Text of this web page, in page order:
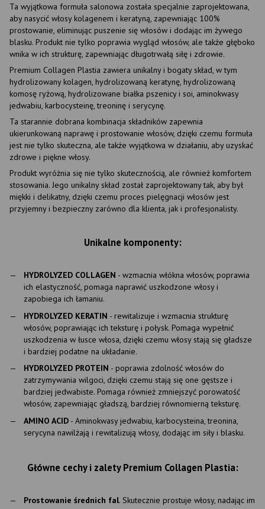
Ta wyjątkowa formuła salonowa została specjalnie zaprojektowana,
aby nasycić włosy kolagenem i keratyną, zapewniając 100%
prostowanie, eliminując puszenie się włosów i dodając im żywego
blasku. Produkt nie tylko poprawia wygląd włosów, ale także głęboko
wnika w ich strukturę, zapewniając długotrwałą siłę i zdrowie.
Premium Collagen Plastia zawiera unikalny i bogaty skład, w tym
hydrolizowany kolagen, hydrolizowaną keratynę, hydrolizowaną
komosę ryżową, hydrolizowane białka pszenicy i soi, aminokwasy
jedwabiu, karbocysteinę, treoninę i serycynę.
Ta starannie dobrana kombinacja składników zapewnia
ukierunkowaną naprawę i prostowanie włosów, dzięki czemu formuła
jest nie tylko skuteczna, ale także wyjątkowa w działaniu, aby uzyskać
zdrowe i piękne włosy.
Produkt wyróżnia się nie tylko skutecznością, ale również komfortem
stosowania. Jego unikalny skład został zaprojektowany tak, aby był
miękki i delikatny, dzięki czemu proces pielęgnacji włosów jest
przyjemny i bezpieczny zarówno dla klienta, jak i profesjonalisty.
Unikalne komponenty:
HYDROLYZED COLLAGEN - wzmacnia włókna włosów, poprawia
ich elastyczność, pomaga naprawić uszkodzone włosy i
zapobiega ich łamaniu.
HYDROLYZED KERATIN - rewitalizuje i wzmacnia strukturę
włosów, poprawiając ich teksturę i połysk. Pomaga wypełnić
uszkodzenia w łusce włosa, dzięki czemu włosy stają się gładsze
i bardziej podatne na układanie.
HYDROLYZED PROTEIN - poprawia zdolność włosów do
zatrzymywania wilgoci, dzięki czemu stają się one gęstsze i
bardziej jedwabiste. Pomaga również zmniejszyć porowatość
włosów, zapewniając gładszą, bardziej równomierną teksturę.
AMINO ACID - Aminokwasy jedwabiu, karbocysteina, treonina,
serycyna nawilżają i rewitalizują włosy, dodając im siły i blasku.
Główne cechy i zalety Premium Collagen Plastia:
Prostowanie średnich fal. Skutecznie prostuje włosy, nadając im